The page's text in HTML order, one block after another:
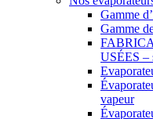
Gamme
Gamme
USÉES –
vapeur